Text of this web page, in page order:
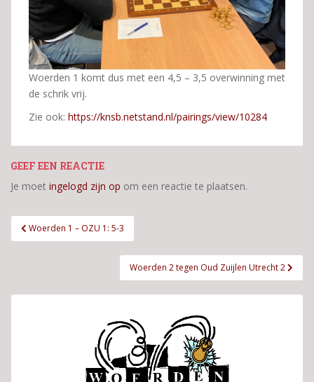
Woerden 1 komt dus met een 4,5 – 3,5 overwinning met
de schrik vrij.
Zie ook: https://knsb.netstand.nl/pairings/view/10284
GEEF EEN REACTIE
Je moet ingelogd zijn op om een reactie te plaatsen.
Bericht
navigatie
Woerden 1 – OZU 1: 5-3
Woerden 2 tegen Oud Zuijlen Utrecht 2